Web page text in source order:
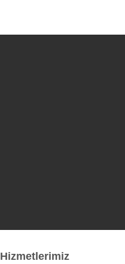
Hizmetlerimiz